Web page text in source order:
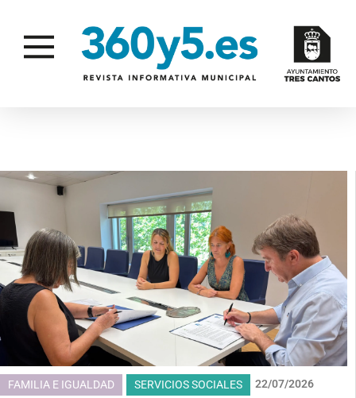
FAMILIA E IGUALDAD SERVICIOS SOCIALES 22/07/2026